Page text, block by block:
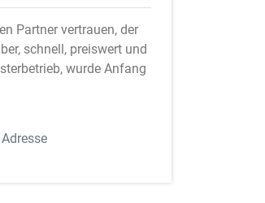
Partner vertrauen, der
schnell, preiswert und
wurde Anfang
Adresse